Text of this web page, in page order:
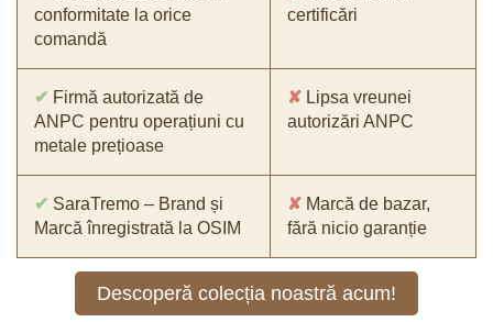
conformitate la orice
comandă
certificări
✔ Firmă autorizată de
ANPC pentru operațiuni cu
metale prețioase
✘ Lipsa vreunei
autorizări ANPC
✔ SaraTremo – Brand și
Marcă înregistrată la OSIM
✘ Marcă de bazar,
fără nicio garanție
Descoperă colecția noastră acum!